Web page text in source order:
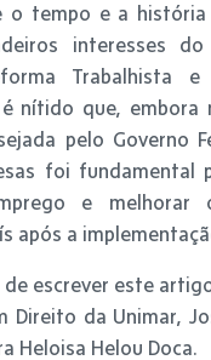
o tempo e a
interesses
Trabalhista
nítido que, embora
pelo Governo
foi fundamental
e melhorar
após a
de escrever este
Direito da Unimar,
Heloisa Helou Doca.